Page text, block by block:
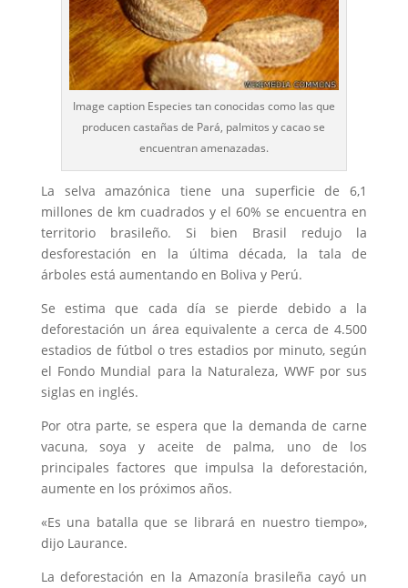
Image caption Especies tan conocidas como las que
producen castañas de Pará, palmitos y cacao se
encuentran amenazadas.
La selva amazónica tiene una superficie de 6,1
millones de km cuadrados y el 60% se encuentra en
territorio brasileño. Si bien Brasil redujo la
desforestación en la última década, la tala de
árboles está aumentando en Boliva y Perú.
Se estima que cada día se pierde debido a la
deforestación un área equivalente a cerca de 4.500
estadios de fútbol o tres estadios por minuto, según
el Fondo Mundial para la Naturaleza, WWF por sus
siglas en inglés.
Por otra parte, se espera que la demanda de carne
vacuna, soya y aceite de palma, uno de los
principales factores que impulsa la deforestación,
aumente en los próximos años.
«Es una batalla que se librará en nuestro tiempo»,
dijo Laurance.
La deforestación en la Amazonía brasileña cayó un